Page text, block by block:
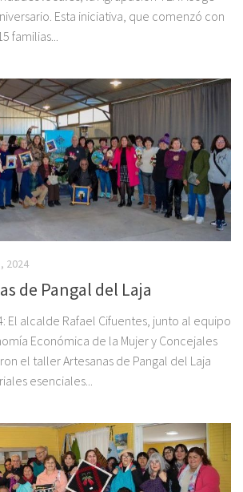
Esta iniciativa, que comenzó con
familias...
2024
de Pangal del Laja
El alcalde Rafael Cifuentes, junto al equipo
Económica de la Mujer y Concejales
el taller Artesanas de Pangal del Laja
esenciales...